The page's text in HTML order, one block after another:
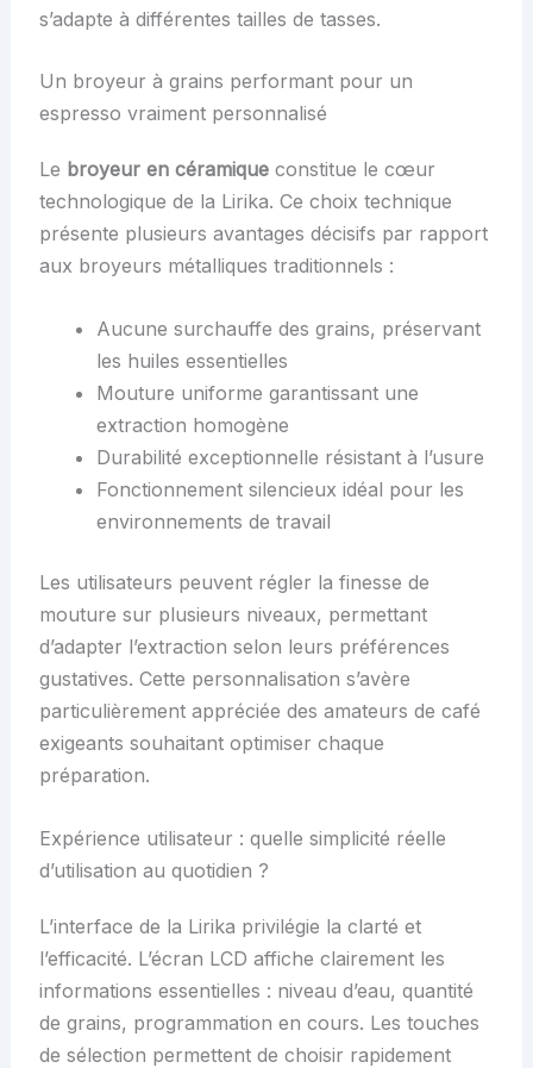
s’adapte à différentes tailles de tasses.
Un broyeur à grains performant pour un
espresso vraiment personnalisé
Le broyeur en céramiqueconstitue le cœur
technologique de la Lirika. Ce choix technique
présente plusieurs avantages décisifs par rapport
aux broyeurs métalliques traditionnels :
Aucune surchauffe des grains, préservant
les huiles essentielles
Mouture uniforme garantissant une
extraction homogène
Durabilité exceptionnelle résistant à l’usure
Fonctionnement silencieux idéal pour les
environnements de travail
Les utilisateurs peuvent régler la finesse de
mouture sur plusieurs niveaux, permettant
d’adapter l’extraction selon leurs préférences
gustatives. Cette personnalisation s’avère
particulièrement appréciée des amateurs de café
exigeants souhaitant optimiser chaque
préparation.
Expérience utilisateur : quelle simplicité réelle
d’utilisation au quotidien ?
L’interface de la Lirika privilégie la clarté et
l’efficacité. L’écran LCD affiche clairement les
informations essentielles : niveau d’eau, quantité
de grains, programmation en cours. Les touches
de sélection permettent de choisir rapidement